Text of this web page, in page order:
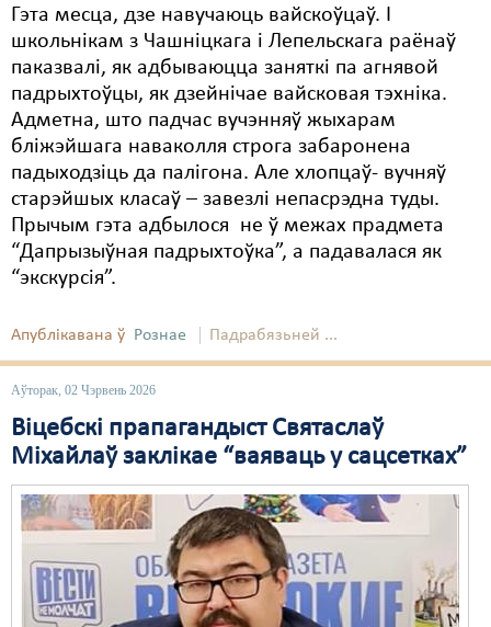
Гэта месца, дзе навучаюць вайскоўцаў. І
школьнікам з Чашніцкага і Лепельскага раёнаў
паказвалі, як адбываюцца заняткі па агнявой
падрыхтоўцы, як дзейнічае вайсковая тэхніка.
Адметна, што падчас вучэнняў жыхарам
бліжэйшага наваколля строга забаронена
падыходзіць да палігона. Але хлопцаў- вучняў
старэйшых класаў – завезлі непасрэдна туды.
Прычым гэта адбылося не ў межах прадмета
“Дапрызыўная падрыхтоўка”, а падавалася як
“экскурсія”.
Апублікавана ў Рознае Падрабязьней ...
Аўторак, 02 Чэрвень 2026
Віцебскі прапагандыст Святаслаў
Міхайлаў заклікае “ваяваць у сацсетках”
Мірныя сходы
Палітвязьні
Праваабаронцы
Правы дзіцяці
Пэнітэнцыярная сыстэма
Распальваньне варожасьці
Рознае
Свабода слова
Суд
Сьмяротнае пакараньне
Экалёгія
Правы працоўных
Сацыяльныя правы